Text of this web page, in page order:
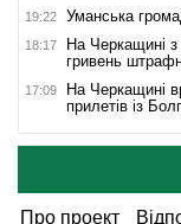
19:22 Уманська
18:17
На Черкащині з
гривень
17:09
На Черкащині
прилетів із
Про проект